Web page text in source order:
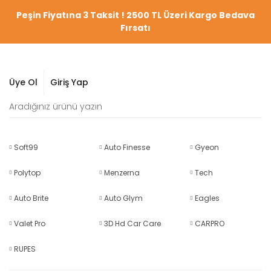
Peşin Fiyatına 3 Taksit ! 2500 TL Üzeri Kargo Bedava
Fırsatı
Üye Ol Giriş Yap
Soft99 Auto Finesse Gyeon
Polytop Menzerna Tech
Auto Brite Auto Glym Eagles
Valet Pro 3D Hd Car Care CARPRO
RUPES